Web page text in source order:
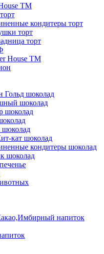
ТМ
кондитеры торт
торт
торт
House ТМ
Гольд шоколад
шоколад
шоколад
кат шоколад
кондитеры шоколад
шоколад
напиток